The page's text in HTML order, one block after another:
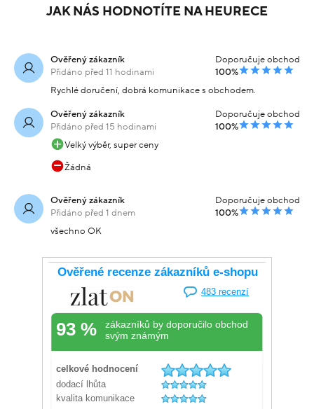
JAK NÁS HODNOTÍTE NA HEURECE
Ověřený zákazník
Přidáno před 11 hodinami
Doporučuje obchod
100%
Rychlé doručení, dobrá komunikace s obchodem.
Ověřený zákazník
Přidáno před 15 hodinami
Doporučuje obchod
100%
Velký výběr, super ceny
Žádná
Ověřený zákazník
Přidáno před 1 dnem
Doporučuje obchod
100%
všechno OK